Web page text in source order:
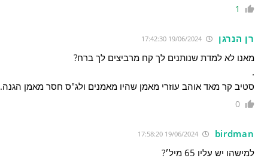
1
רן הנרגן 19/06/2024 17:42:30
מאנו לא למדת שנותנים לך קח מרביצים לך ברח?
.
סטיב קר מאד אוהב עוזרי מאמן שהיו מאמנים ולג"ס חסר מאמן הגנה.
0
birdman
19/06/2024 17:58:20
למישהו יש עליו 65 מיל׳?